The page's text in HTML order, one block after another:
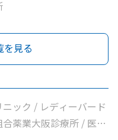
を見る
ック / レディーバード
薬業大阪診療所 / 医療